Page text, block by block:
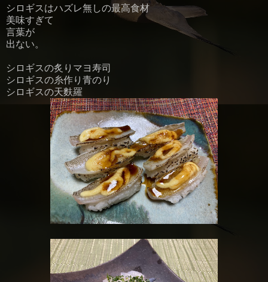
シロギスはハズレ無しの最高食材
美味すぎて
言葉が
出ない。
シロギスの炙りマヨ寿司
シロギスの糸作り青のり
シロギスの天麩羅